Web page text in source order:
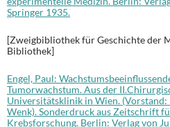
Springer 1935.
[Zweigbibliothek für Geschichte der
Bibliothek]
Engel, Paul:
Tumorwachstum. Aus der
Universitätsklinik in Wien. (Vorstand:
Wenk). Sonderdruck aus Zeitschrift
Krebsforschung. Berlin: Verlag von